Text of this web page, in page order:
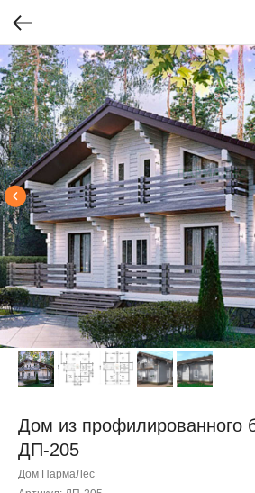
Дом из профилированного
ДП-205
Дом ПармаЛес